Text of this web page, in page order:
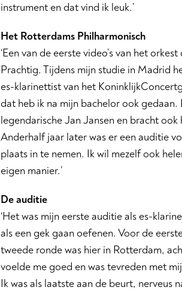
instrument en dat vind ik leuk.’
Het Rotterdams Philharmonisch
‘Een van de eerste video’s van het
Prachtig. Tijdens mijn studie in Madrid
es-klarinettist van het
dat heb ik na mijn bachelor ook
legendarische Jan Jansen en bracht
Anderhalf jaar later was er een auditie
plaats in te nemen. Ik wil mezelf ook
eigen manier.’
De auditie
‘Het was mijn eerste auditie als es-
als een gek gaan oefenen. Voor de
tweede ronde was hier in Rotterdam,
voelde me goed en was tevreden met
Ik was als laatste aan de beurt, nerveus